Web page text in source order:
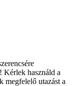
Kérlek használd a
megfelelő utazást a